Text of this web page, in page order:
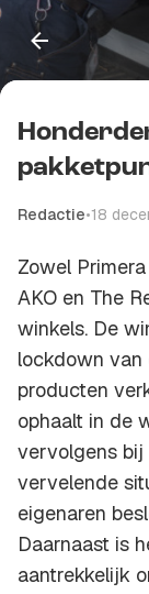
Redactie•18
Zowel
AKO en The
winkels. De
lockdown van
producten
ophaalt in de
vervolgens bij
vervelende
eigenaren
Daarnaast is
aantrekkelijk